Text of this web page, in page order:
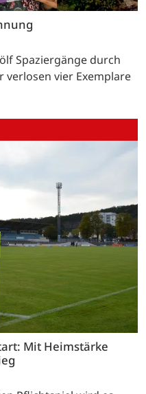
Spaziergänge durch
verlosen vier Exemplare
Mit Heimstärke